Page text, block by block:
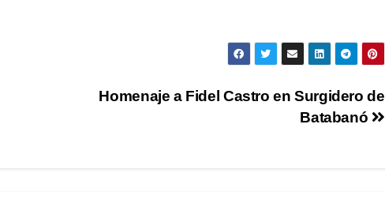
Homenaje a Fidel Castro en Surgidero de
Batabanó